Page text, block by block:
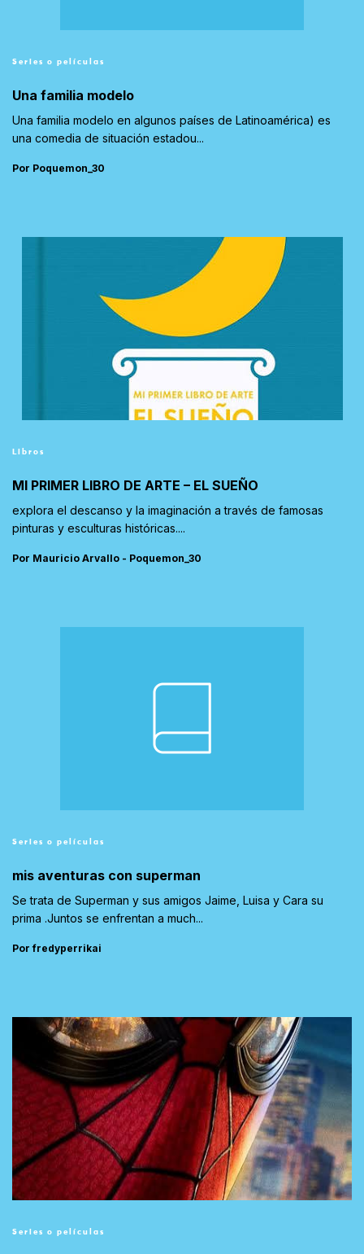
Series o películas
Una familia modelo
Una familia modelo en algunos países de Latinoamérica) es
una comedia de situación estadou...
Por Poquemon_30
Libros
MI PRIMER LIBRO DE ARTE – EL SUEÑO
explora el descanso y la imaginación a través de famosas
pinturas y esculturas históricas....
Por Mauricio Arvallo - Poquemon_30
Series o películas
mis aventuras con superman
Se trata de Superman y sus amigos Jaime, Luisa y Cara su
prima .Juntos se enfrentan a much...
Por fredyperrikai
Series o películas